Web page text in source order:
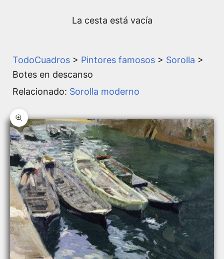
La cesta está vacía
TodoCuadros > Pintores famosos > Sorolla >
Botes en descanso
Relacionado: Sorolla moderno
Zoom